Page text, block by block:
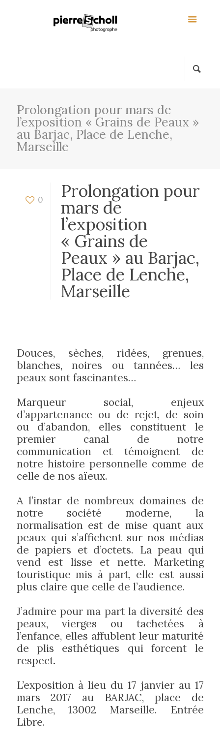
Prolongation pour mars de
l’exposition « Grains de Peaux »
au Barjac, Place de Lenche,
Marseille
0 Prolongation pour
mars de
l’exposition
« Grains de
Peaux » au Barjac,
Place de Lenche,
Marseille
Douces, sèches, ridées, grenues,
blanches, noires ou tannées… les
peaux sont fascinantes…
Marqueur social, enjeux
d’appartenance ou de rejet, de soin
ou d’abandon, elles constituent le
premier canal de notre
communication et témoignent de
notre histoire personnelle comme de
celle de nos aïeux.
A l’instar de nombreux domaines de
notre société moderne, la
normalisation est de mise quant aux
peaux qui s’affichent sur nos médias
de papiers et d’octets. La peau qui
vend est lisse et nette. Marketing
touristique mis à part, elle est aussi
plus claire que celle de l’audience.
J’admire pour ma part la diversité des
peaux, vierges ou tachetées à
l’enfance, elles affublent leur maturité
de plis esthétiques qui forcent le
respect.
L’exposition à lieu du 17 janvier au 17
mars 2017 au BARJAC, place de
Lenche, 13002 Marseille. Entrée
Libre.